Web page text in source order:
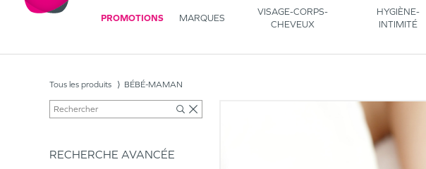
PROMOTIONS MARQUES
VISAGE-CORPS-
CHEVEUX
HYGIÈNE-
INTIMITÉ
Tous les produits BÉBÉ-MAMAN
RECHERCHE AVANCÉE